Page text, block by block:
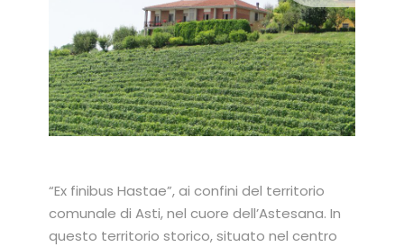
“Ex finibus Hastae”, ai confini del territorio
comunale di Asti, nel cuore dell’Astesana. In
questo territorio storico, situato nel centro